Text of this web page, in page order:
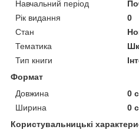
Навчальний період
Рік видання
0
Стан
Тематика
Тип книги
Формат
Довжина
0
Ширина
0
Користувальницькі